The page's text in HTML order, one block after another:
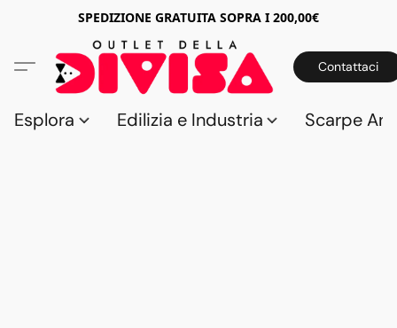
SPEDIZIONE GRATUITA SOPRA I 200,00€
Contattaci
Esplora Edilizia e Industria Scarpe